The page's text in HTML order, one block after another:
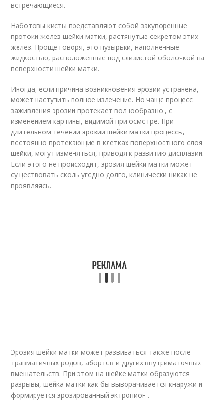
встречающиеся.
Наботовы кисты представляют собой закупоренные
протоки желез шейки матки, растянутые секретом этих
желез. Проще говоря, это пузырьки, наполненные
жидкостью, расположенные под слизистой оболочкой на
поверхности шейки матки.
Иногда, если причина возникновения эрозии устранена,
может наступить полное излечение. Но чаще процесс
заживления эрозии протекает волнообразно , с
изменением картины, видимой при осмотре. При
длительном течении эрозии шейки матки процессы,
постоянно протекающие в клетках поверхностного слоя
шейки, могут изменяться, приводя к развитию дисплазии.
Если этого не происходит, эрозия шейки матки может
существовать сколь угодно долго, клинически никак не
проявляясь.
Эрозия шейки матки может развиваться также после
травматичных родов, абортов и других внутриматочных
вмешательств. При этом на шейке матки образуются
разрывы, шейка матки как бы выворачивается кнаружи и
формируется эрозированный эктропион .